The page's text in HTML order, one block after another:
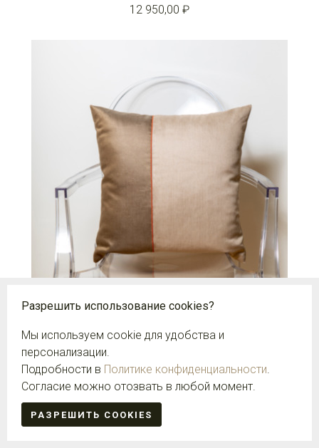
12 950,00 ₽
ДЕКОР ПОДУШКА LANG OTTARDA РАЗМЕР
45СМX45СМ
11 350,00 ₽
Разрешить использование cookies?
Мы используем cookie для удобства и
персонализации.
Подробности в Политике конфиденциальности.
Согласие можно отозвать в любой момент.
РАЗРЕШИТЬ COOKIES